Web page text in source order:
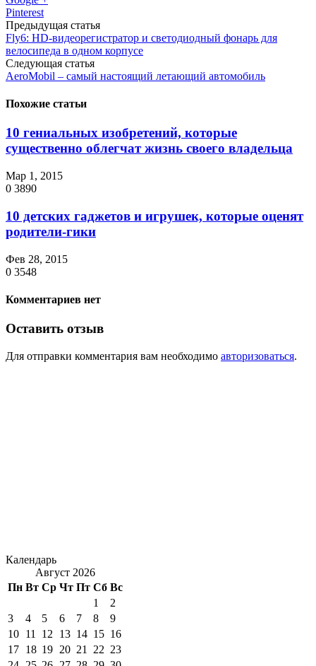
Pinterest
Предыдущая статья
Fly6: HD-видеорегистратор и светодиодный фонарь для
велосипеда в одном корпусе
Следующая статья
AeroMobil – самый настоящий летающий автомобиль
Похожие статьи
10 гениальных изобретений, которые
существенно облегчат жизнь своего владельца
Мар 1, 2015
0 3890
10 детских гаджетов и игрушек, которые оценят
родители-гики
Фев 28, 2015
0 3548
Комментариев нет
Оставить отзыв
Для отправки комментария вам необходимо авторизоваться.
Календарь
Август 2026
Пн Вт Ср Чт Пт Сб Вс
1
2
3
4 5 6 7 8
9
10 11 12 13 14 15 16
17 18 19 20 21 22 23